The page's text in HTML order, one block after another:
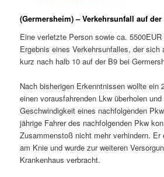
(Germersheim) – Verkehrsunfall auf der
Eine verletzte Person sowie ca.
Ergebnis eines Verkehrsunfalles, der sich
kurz nach halb 10 auf der B9 bei
Nach bisherigen Erkenntnissen wollte ein
einen vorausfahrenden Lkw überholen
Geschwindigkeit eines nachfolgenden
jährige Fahrer des nachfolgenden Pkw
Zusammenstoß nicht mehr verhindern. Er
am Knie und wurde zur weiteren
Krankenhaus verbracht.